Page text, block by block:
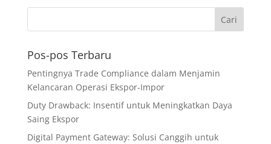
Pos-pos Terbaru
Pentingnya Trade Compliance dalam Menjamin
Kelancaran Operasi Ekspor-Impor
Duty Drawback: Insentif untuk Meningkatkan Daya
Saing Ekspor
Digital Payment Gateway: Solusi Canggih untuk